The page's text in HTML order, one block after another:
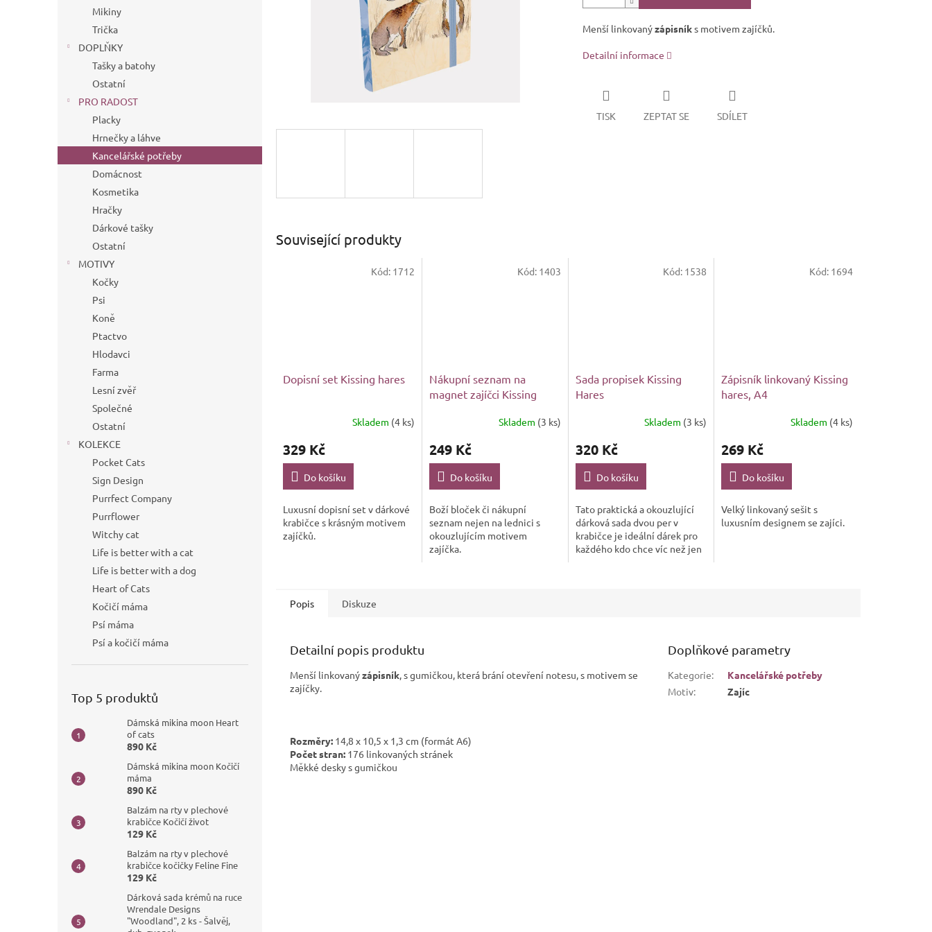
Mikiny
Trička
DOPLŇKY
Tašky a batohy
Ostatní
PRO RADOST
Placky
Hrnečky a láhve
Kancelářské potřeby
Domácnost
Kosmetika
Hračky
Dárkové tašky
Ostatní
MOTIVY
Kočky
Psi
Koně
Ptactvo
Hlodavci
Farma
Lesní zvěř
Společné
Ostatní
KOLEKCE
Pocket Cats
Sign Design
Purrfect Company
Purrflower
Witchy cat
Life is better with a cat
Life is better with a dog
Heart of Cats
Kočičí máma
Psí máma
Psí a kočičí máma
Top 5 produktů
Dámská mikina moon Heart
of cats
890 Kč
Dámská mikina moon Kočičí
máma
890 Kč
Balzám na rty v plechové
krabičce Kočičí život
129 Kč
Balzám na rty v plechové
krabičce kočičky Feline Fine
129 Kč
Dárková sada krémů na ruce
Wrendale Designs
"Woodland", 2 ks - Šalvěj,
Menší linkovanýzápisníks motivem zajíčků.
Detailní informace
TISK ZEPTAT SE SDÍLET
Související produkty
Dopisní set Kissing hares
Skladem (4 ks)
329 Kč
Do košíku
Luxusní dopisní set v dárkové
krabičce s krásným motivem
zajíčků.
Kód: 1712
Nákupní seznam na
magnet zajíčci Kissing
Skladem (3 ks)
249 Kč
Do košíku
Boží bloček či nákupní
seznam nejen na lednici s
okouzlujícím motivem
zajíčka.
Kód: 1403
Sada propisek Kissing
Hares
Skladem (3 ks)
320 Kč
Do košíku
Tato praktická a okouzlující
dárková sada dvou per v
krabičce je ideální dárek pro
každého kdo chce víc než jen
Kód: 1538
Zápisník linkovaný Kissing
hares, A4
Skladem (4 ks)
269 Kč
Do košíku
Velký linkovaný sešit s
luxusním designem se zajíci.
Kód: 1694
Popis Diskuze
Detailní popis produktu
Menší linkovanýzápisník, s gumičkou, která brání otevření notesu, s motivem se
zajíčky.
Rozměry: 14,8 x 10,5 x 1,3 cm (formát A6)
Počet stran: 176 linkovaných stránek
Měkké desky s gumičkou
Doplňkové parametry
Kategorie:
Kancelářské potřeby
Motiv: Zajíc